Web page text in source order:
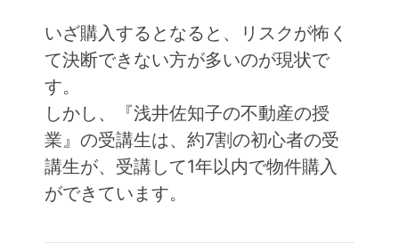
いざ購入するとなると、リスクが怖く
て決断できない方が多いのが現状で
す。
しかし、『浅井佐知子の不動産の授
業』の受講生は、約7割の初心者の受
講生が、受講して1年以内で物件購入
ができています。